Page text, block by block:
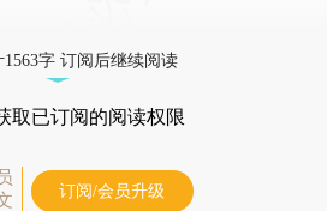
字 订阅后继续阅读
取已订阅的阅读权限
订阅/会员升级